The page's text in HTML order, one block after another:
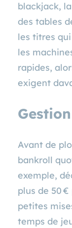
blackjack,
des tables
les titres
les
rapides,
exigent
Avant de
bankroll
exemple,
plus de 50
petites
temps de